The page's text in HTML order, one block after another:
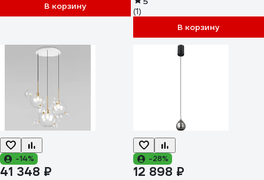
В корзину
(1)
В корзину
-14%
41 348 ₽
-28%
12 898 ₽